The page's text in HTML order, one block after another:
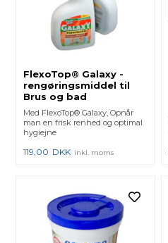
FlexoTop® Galaxy -
rengøringsmiddel til
Brus og bad
Med FlexoTop® Galaxy, Opnår
man en frisk renhed og optimal
hygiejne
119,00 DKK inkl. moms